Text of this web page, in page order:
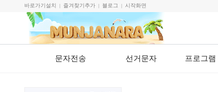
바로가기설치 | 즐겨찾기추가 | 블로그 | 시작화면
문자전송 선거문자 프로그램